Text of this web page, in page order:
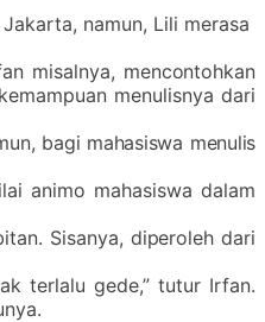
namun, Lili merasa
misalnya, mencontohkan
menulisnya dari
bagi mahasiswa menulis
animo mahasiswa dalam
Sisanya, diperoleh dari
terlalu gede,” tutur Irfan.